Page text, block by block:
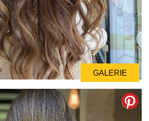
GALERIE